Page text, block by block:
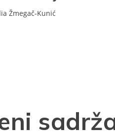
Žmegač-Kunić